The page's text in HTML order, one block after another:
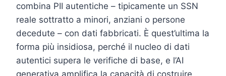
combina PII autentiche – tipicamente un SSN
reale sottratto a minori, anziani o persone
decedute – con dati fabbricati. È quest’ultima la
forma più insidiosa, perché il nucleo di dati
autentici supera le verifiche di base, e l’AI
generativa amplifica la capacità di costruire